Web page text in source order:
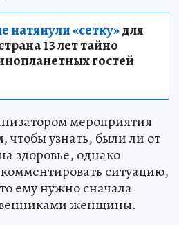
«сетку»для
13 лет тайно
гостей
мероприятия
, чтобы узнать, были ли от
здоровье, однако
ситуацию,
ему нужно сначала
женщины.